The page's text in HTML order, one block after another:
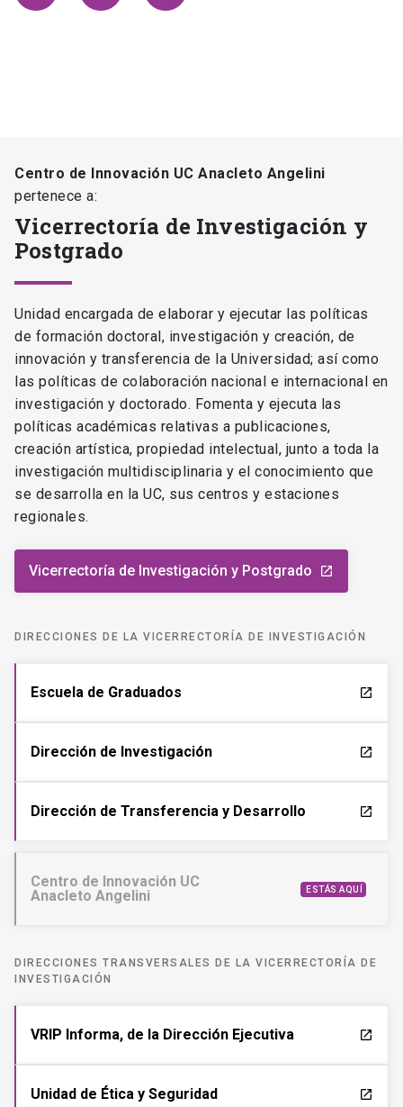
Centro de Innovación UC Anacleto Angelini
pertenece a:
Vicerrectoría de Investigación y
Postgrado
Unidad encargada de elaborar y ejecutar las políticas
de formación doctoral, investigación y creación, de
innovación y transferencia de la Universidad; así como
las políticas de colaboración nacional e internacional en
investigación y doctorado. Fomenta y ejecuta las
políticas académicas relativas a publicaciones,
creación artística, propiedad intelectual, junto a toda la
investigación multidisciplinaria y el conocimiento que
se desarrolla en la UC, sus centros y estaciones
regionales.
Vicerrectoría de Investigación y Postgrado launch
DIRECCIONES DE LA VICERRECTORÍA DE INVESTIGACIÓN
Escuela de Graduados launch
Dirección de Investigación launch
Dirección de Transferencia y Desarrollo launch
Centro de Innovación UC
Anacleto Angelini
ESTÁS AQUÍ
DIRECCIONES TRANSVERSALES DE LA VICERRECTORÍA DE
INVESTIGACIÓN
VRIP Informa, de la Dirección Ejecutiva launch
Unidad de Ética y Seguridad launch